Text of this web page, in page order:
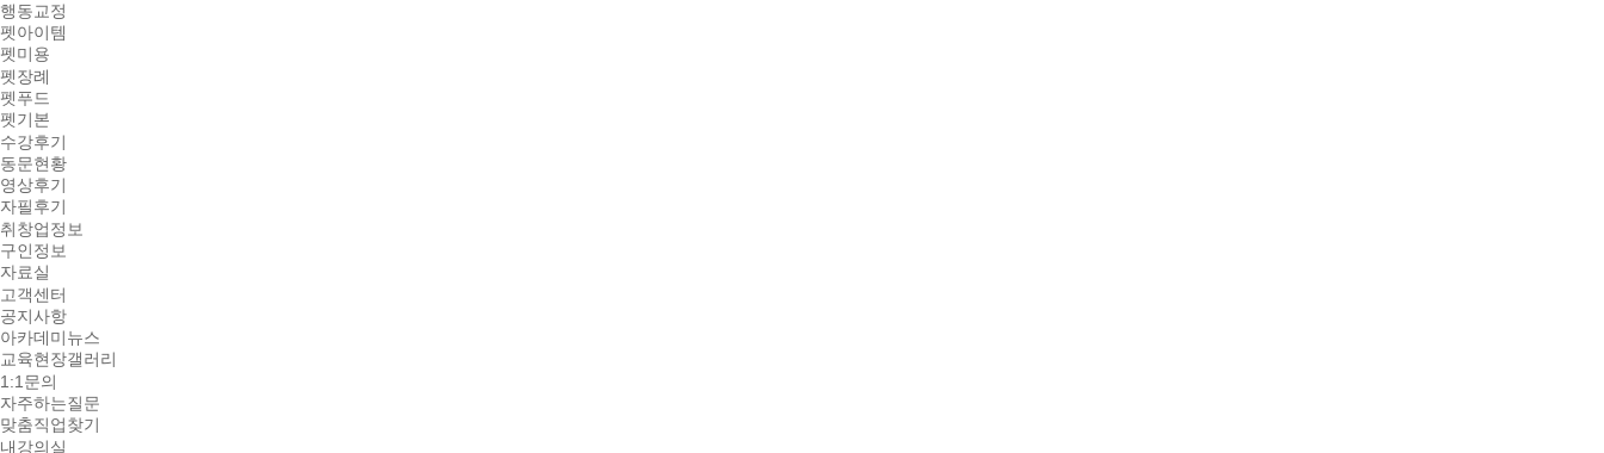
행동교정
펫아이템
펫미용
펫장례
펫푸드
펫기본
수강후기
동문현황
영상후기
자필후기
취창업정보
구인정보
자료실
고객센터
공지사항
아카데미뉴스
교육현장갤러리
1:1문의
자주하는질문
맞춤직업찾기
내강의실